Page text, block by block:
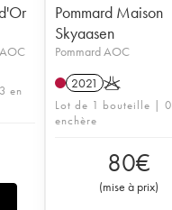
en
Pommard Maison
Skyaasen
Pommard AOC
2021 K
Lot de 1 bouteille | 0
enchère
80€
(mise à prix)